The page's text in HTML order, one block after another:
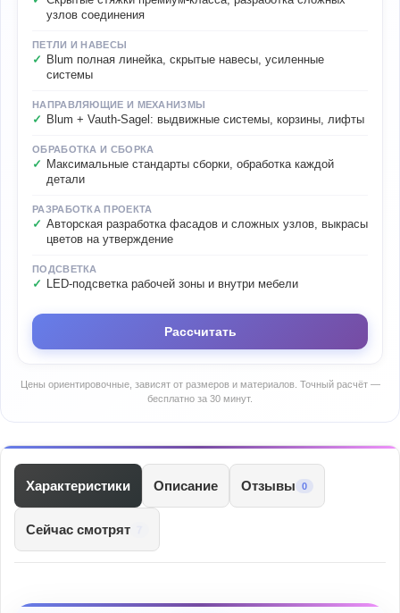
узлов соединения
ПЕТЛИ И НАВЕСЫ
Blum полная линейка, скрытые навесы, усиленные
системы
НАПРАВЛЯЮЩИЕ И МЕХАНИЗМЫ
Blum + Vauth-Sagel: выдвижные системы, корзины, лифты
ОБРАБОТКА И СБОРКА
Максимальные стандарты сборки, обработка каждой
детали
РАЗРАБОТКА ПРОЕКТА
Авторская разработка фасадов и сложных узлов, выкрасы
цветов на утверждение
ПОДСВЕТКА
LED-подсветка рабочей зоны и внутри мебели
Рассчитать
Цены ориентировочные, зависят от размеров и материалов. Точный расчёт —
бесплатно за 30 минут.
Характеристики Описание Отзывы 0
Сейчас смотрят